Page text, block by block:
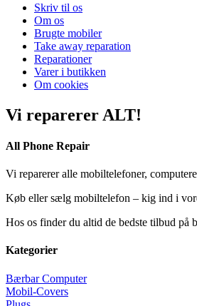
Skriv til os
Om os
Brugte mobiler
Take away reparation
Reparationer
Varer i butikken
Om cookies
Vi reparerer ALT!
All Phone Repair
Vi reparerer alle mobiltelefoner,
Køb eller sælg mobiltelefon – kig ind i
Hos os finder du altid de bedste tilbud på
Kategorier
Bærbar Computer
Mobil-Covers